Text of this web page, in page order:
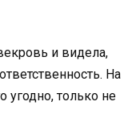
и видела,
На
угодно, только не